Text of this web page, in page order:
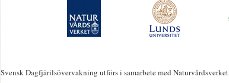
Svensk Dagfjärilsövervakning utförs i samarbete med